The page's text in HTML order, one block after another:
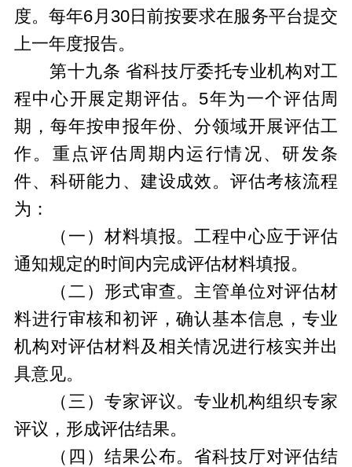
度。每年6月30日前按要求在服务平台提交
上一年度报告。
第十九条 省科技厅委托专业机构对工
程中心开展定期评估。5年为一个评估周
期，每年按申报年份、分领域开展评估工
作。重点评估周期内运行情况、研发条
件、科研能力、建设成效。评估考核流程
为：
（一）材料填报。工程中心应于评估
通知规定的时间内完成评估材料填报。
（二）形式审查。主管单位对评估材
料进行审核和初评，确认基本信息，专业
机构对评估材料及相关情况进行核实并出
具意见。
（三）专家评议。专业机构组织专家
评议，形成评估结果。
（四）结果公布。省科技厅对评估结